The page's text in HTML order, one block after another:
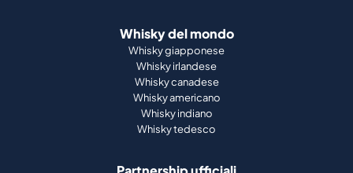
Whisky del mondo
Whisky giapponese
Whisky irlandese
Whisky canadese
Whisky americano
Whisky indiano
Whisky tedesco